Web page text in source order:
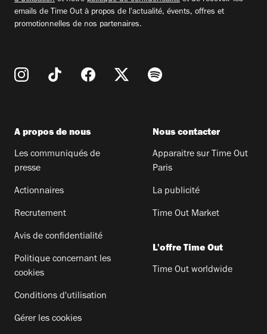
emails de Time Out à propos de l'actualité, évents, offres et
promotionnelles de nos partenaires.
A propos de nous
Les communiqués de
presse
Actionnaires
Recrutement
Avis de confidentialité
Politique concernant les
cookies
Conditions d'utilisation
Gérer les cookies
Nous contacter
Apparaitre sur Time Out
Paris
La publicité
Time Out Market
L'offre Time Out
Time Out worldwide